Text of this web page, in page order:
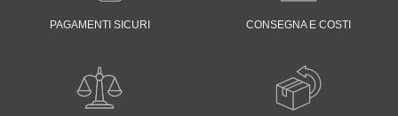
PAGAMENTI SICURI CONSEGNA E COSTI